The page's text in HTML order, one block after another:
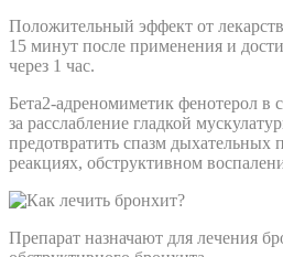
Положительный эффект от
15 минут после применения и
через 1 час.
Бета2-адреномиметик​ фенотерол в
за расслабление гладкой
предотвратить спазм дыхательных
реакциях, обструктивном
Препарат назначают для лечения